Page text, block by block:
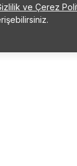
ve Çerez